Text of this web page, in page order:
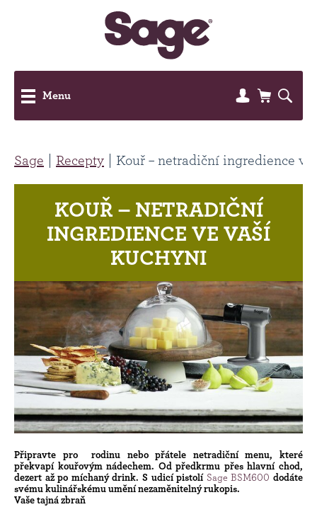
Menu
Sage Recepty Kouř – netradiční ingredience
KOUŘ – NETRADIČNÍ
INGREDIENCE VE VAŠÍ
KUCHYNI
Připravte pro rodinu nebo přátele netradiční menu, které
překvapí kouřovým nádechem. Od předkrmu přes hlavní chod,
dezert až po míchaný drink. S udicí pistolí Sage BSM600 dodáte
svému kulinářskému umění nezaměnitelný rukopis.
Vaše tajná zbraň